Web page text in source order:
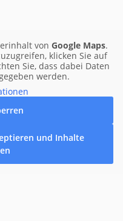
von Google Maps.
klicken Sie auf
Sie, dass dabei Daten
werden.
und Inhalte